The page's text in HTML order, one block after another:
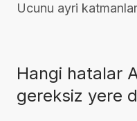
Ucunu ayri
Hangi hatalar
gereksiz yere